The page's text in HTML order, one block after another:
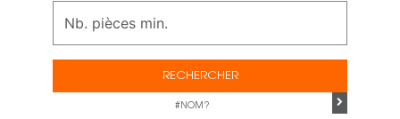
RECHERCHER
#NOM?